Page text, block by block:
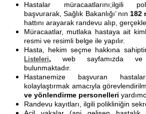
Hastalar müracaatlarını;ilgili
başvurarak, Sağlık Bakanlığı’ nın 182
hattını arayarak randevu alıp,
Müracaatlar, mutlaka hastaya ait
resmi ve resimli belge ile yapılır.
Hasta, hekim seçme hakkına
Listeleri, web sayfamızda ve
bulunmaktadır.
Hastanemize başvuran
kolaylaştırmak amacıyla
ve yönlendirme personelleri
Randevu kayıtları, ilgili polikliniğin